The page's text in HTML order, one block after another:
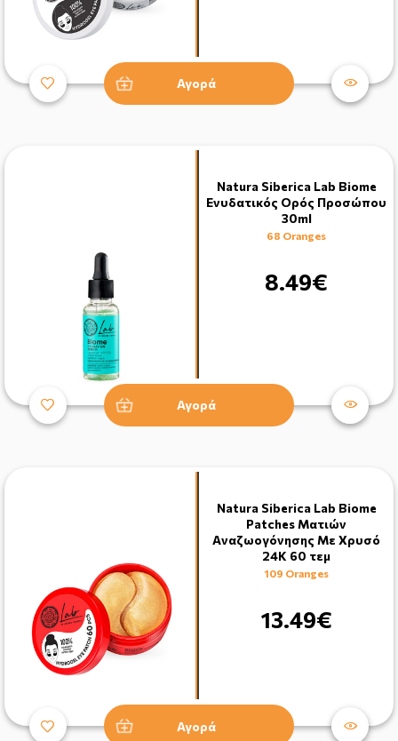
Αγορά
Natura Siberica Lab Biome
Ενυδατικός Ορός Προσώπου
30ml
68 Oranges
8.49€
Αγορά
Natura Siberica Lab Biome
Patches Ματιών
Aναζωογόνησης Με Xρυσό
24Κ 60 τεμ
109 Oranges
13.49€
Αγορά